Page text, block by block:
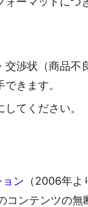
渉状（商品不
きます。
てください。
ン （2006年よ
コンテンツの無